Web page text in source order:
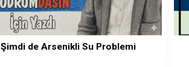
Şimdi de Arsenikli Su Problemi